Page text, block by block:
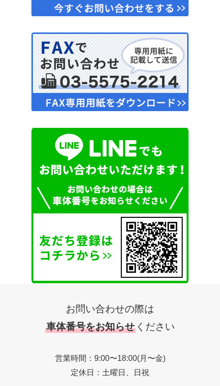
お問い合わせの際は
車体番号をお知らせ ください
営業時間：9:00〜18:00(月〜金)
定休日：土曜日、日祝